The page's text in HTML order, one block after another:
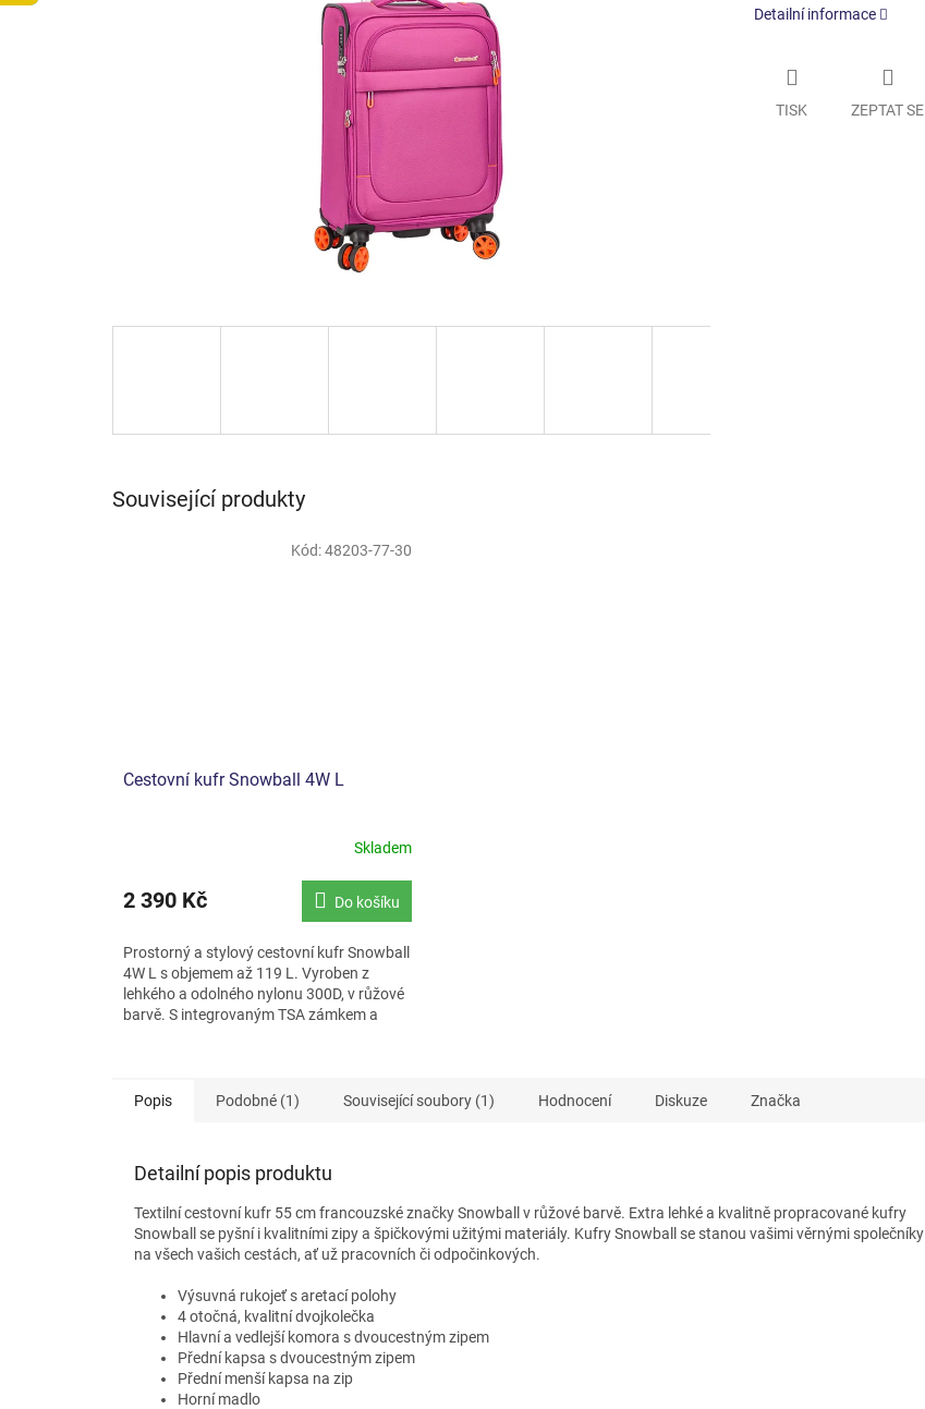
Detailní informace
TISK ZEPTAT SE
Související produkty
Cestovní kufr Snowball 4W L
produktu
je
z
5
hvězdiček.
Skladem
2 390 Kč Do košíku
Prostorný a stylový cestovní kufr Snowball
4W L s objemem až 119 L. Vyroben z
lehkého a odolného nylonu 300D, v růžové
barvě. S integrovaným TSA zámkem a
Kód:48203-77-30
Popis Podobné (1) Související soubory (1) Hodnocení Diskuze Značka
Detailní popis produktu
Textilní cestovní kufr 55 cm francouzské značky Snowball v růžové barvě. Extra lehké a kvalitně propracované kufry
Snowball se pyšní i kvalitními zipy a špičkovými užitými materiály. Kufry Snowball se stanou vašimi věrnými společníky
na všech vašich cestách, ať už pracovních či odpočinkových.
Výsuvná rukojeť s aretací polohy
4 otočná, kvalitní dvojkolečka
Hlavní a vedlejší komora s dvoucestným zipem
Přední kapsa s dvoucestným zipem
Přední menší kapsa na zip
Horní madlo